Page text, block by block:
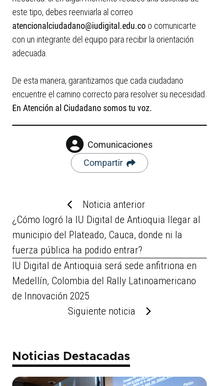
este tipo, debes reenviarla al correo
atencionalciudadano@iudigital.edu.coo comunicarte
con un integrante del equipo para recibir la orientación
adecuada.
De esta manera, garantizamos que cada ciudadano
encuentre el camino correcto para resolver su necesidad.
En Atención al Ciudadano somos tu voz.
Comunicaciones
Compartir
Noticia anterior
¿Cómo logró la IU Digital de Antioquia llegar al
municipio del Plateado, Cauca, donde ni la
fuerza pública ha podido entrar?
IU Digital de Antioquia será sede anfitriona en
Medellín, Colombia del Rally Latinoamericano
de Innovación 2025
Siguiente noticia
Noticias Destacadas